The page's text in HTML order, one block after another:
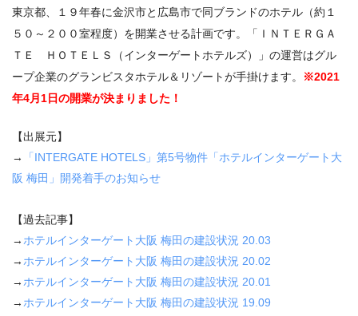
東京都、１９年春に金沢市と広島市で同ブランドのホテル（約１
５０～２００室程度）を開業させる計画です。「ＩＮＴＥＲＧＡ
ＴＥ ＨＯＴＥＬＳ（インターゲートホテルズ）」の運営はグル
ープ企業のグランビスタホテル＆リゾートが手掛けます。
※2021
年4月1日の開業が決まりました！
【出展元】
→
「INTERGATE HOTELS」第5号物件「ホテルインターゲート大
阪 梅田」開発着手のお知らせ
【過去記事】
→ホテルインターゲート大阪 梅田の建設状況 20.03
→ホテルインターゲート大阪 梅田の建設状況 20.02
→ホテルインターゲート大阪 梅田の建設状況 20.01
→ホテルインターゲート大阪 梅田の建設状況 19.09